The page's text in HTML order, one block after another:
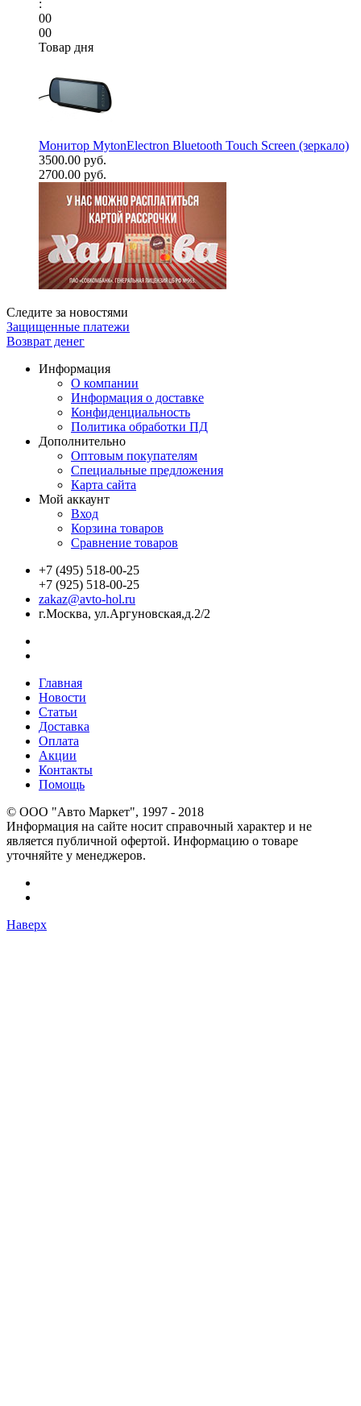
:
00
00
Товар дня
Монитор MytonElectron Bluetooth Touch Screen (зеркало)
3500.00 руб.
2700.00 руб.
Следите за новостями
Защищенные платежи
Возврат денег
Информация
О компании
Информация о доставке
Конфиденциальность
Политика обработки ПД
Дополнительно
Оптовым покупателям
Специальные предложения
Карта сайта
Мой аккаунт
Вход
Корзина товаров
Сравнение товаров
+7 (495) 518-00-25
+7 (925) 518-00-25
zakaz@avto-hol.ru
г.Москва, ул.Аргуновская,д.2/2
Главная
Новости
Статьи
Доставка
Оплата
Акции
Контакты
Помощь
© OOO "Авто Маркет", 1997 - 2018
Информация на сайте носит справочный характер и не
является публичной офертой. Информацию о товаре
уточняйте у менеджеров.
Наверх